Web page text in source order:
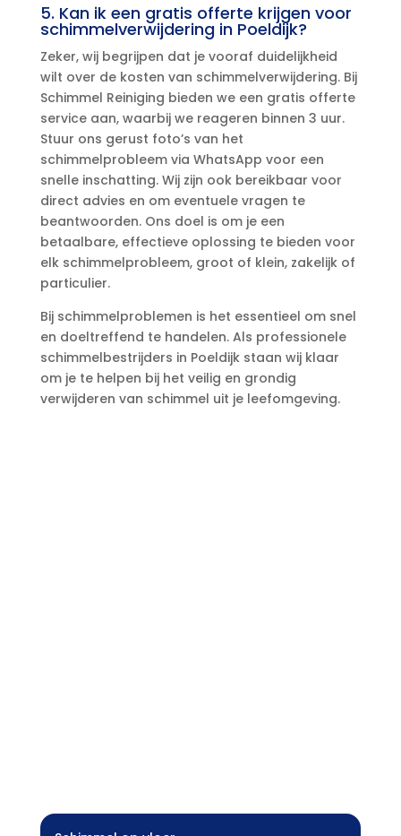
5.​ Kan ik een gratis offerte krijgen voor
schimmelverwijdering in Poeldijk?
Zeker, wij begrijpen dat je vooraf duidelijkheid
wilt over de kosten van schimmelverwijdering.​ Bij
Schimmel Reiniging bieden we een gratis offerte
service aan, waarbij we reageren binnen 3 uur.​
Stuur ons gerust foto’s van het
schimmelprobleem via WhatsApp voor een
snelle inschatting.​ Wij zijn ook bereikbaar voor
direct advies en om eventuele vragen te
beantwoorden.​ Ons doel is om je een
betaalbare, effectieve oplossing te bieden voor
elk schimmelprobleem, groot of klein, zakelijk of
particulier.​
Bij schimmelproblemen is het essentieel om snel
en doeltreffend te handelen.​ Als professionele
schimmelbestrijders in Poeldijk staan wij klaar
om je te helpen bij het veilig en grondig
verwijderen van schimmel uit je leefomgeving.​